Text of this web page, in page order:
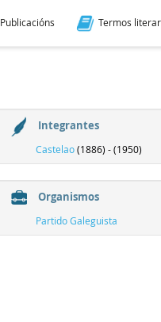
Publicacións Termos
Integrantes
Castelao(1886) - (1950)
Organismos
Partido Galeguista